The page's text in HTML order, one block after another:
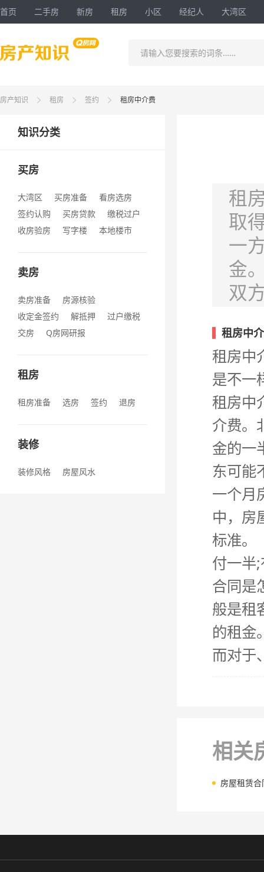
首页 二手房 新房 租房 小区 经纪人 大湾区
请输入您要搜索的词条……
房产知识 租房 签约 租房中介费
知识分类
买房
大湾区 买房准备
看房选房
签约认购
买房贷款
缴税过户
收房验房
写字楼 本地楼市
卖房
卖房准备
房源核验
收定金签约
解抵押
过户缴税
交房
Q房网研报
租房
租房准备 选房 签约 退房
装修
装修风格 房屋风水
租
取
一
金
双
租房中
租房中
是不一
租房中
介费。
金的一
东可能
一个
中，房
标准。
付一半
合同是
般是租
的租金
而对于
相关
房屋租赁合